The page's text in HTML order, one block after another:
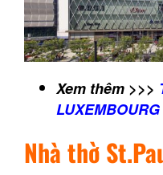
Xem thêm >>>
Nhà thờ